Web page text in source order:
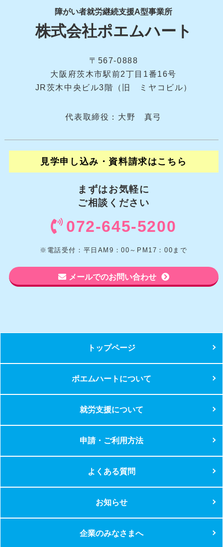
障がい者就労継続支援A型事業所
株式会社ポエムハート
〒567-0888
大阪府茨木市駅前2丁目1番16号
JR茨木中央ビル3階（旧 ミヤコビル）
代表取締役：大野 真弓
見学申し込み・資料請求はこちら
まずはお気軽に
ご相談ください
072-645-5200
※電話受付：平日AM9：00～PM17：00まで
メールでのお問い合わせ
トップページ
ポエムハートについて
就労支援について
申請・ご利用方法
よくある質問
お知らせ
企業のみなさまへ